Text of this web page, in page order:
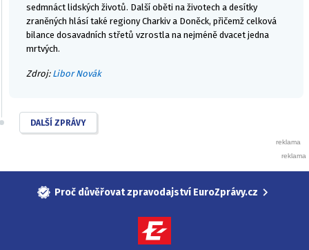
sedmnáct lidských životů. Další oběti na životech a desítky
zraněných hlásí také regiony Charkiv a Doněck, přičemž celková
bilance dosavadních střetů vzrostla na nejméně dvacet jedna
mrtvých.
Zdroj: Libor Novák
DALŠÍ ZPRÁVY
Proč důvěřovat zpravodajství EuroZprávy.cz